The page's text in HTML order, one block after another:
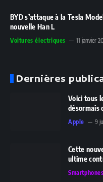
BYD s’attaque à la Tesla
nouvelle Han L
Voitures électriques 11 janvier
Dernières
Voici tous
désormais
Apple 9
Cette
ultime
Smartphones